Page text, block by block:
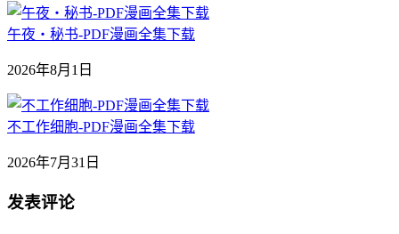
午夜‧秘书-PDF漫画全集下载
2026年8月1日
不工作细胞-PDF漫画全集下载
2026年7月31日
发表评论